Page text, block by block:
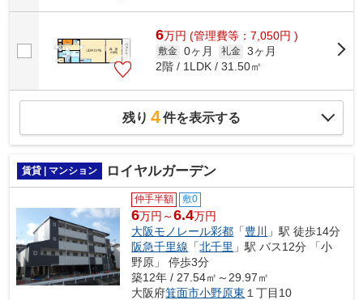
6万円 (管理費等：7,050円 )
敷金 0ヶ月 礼金 3ヶ月
2階 / 1LDK / 31.50㎡
残り 4件を表示する
賃貸 | マンション ロイヤルガーデン
仲手半額 敷0
6万円～6.4万円
大阪モノレール彩都 「豊川 」駅 徒歩14分
阪急千里線 「北千里 」駅 バス12分 「小
野原」 停歩3分
築12年 / 27.54㎡～29.97㎡
大阪府箕面市小野原東 １丁目10